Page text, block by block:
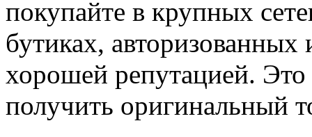
покупайте в крупных
бутиках, авторизованных
хорошей репутацией.
получить оригинальный